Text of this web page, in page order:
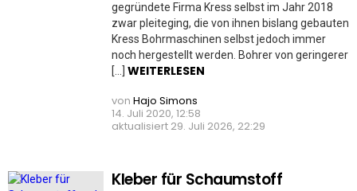
gegründete Firma Kress selbst im Jahr 2018
zwar pleiteging, die von ihnen bislang gebauten
Kress Bohrmaschinen selbst jedoch immer
noch hergestellt werden. Bohrer von geringerer
[…] WEITERLESEN
von Hajo Simons
14. Juli 2020, 12:58
aktualisiert 29. Juli 2026, 22:29
Kleber für Schaumstoff